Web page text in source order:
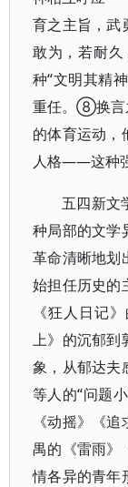
育之主旨，武
敢为，若耐
种“文明其精
重任。⑧换言
的体育运动，
人格——这种
五四新文
种局部的文学
革命清晰地划
始担任历史的
《狂人日记
上》的沉郁到
象，从郁达夫
等人的“问题
《动摇》《
禺的《雷雨》
情各异的青年